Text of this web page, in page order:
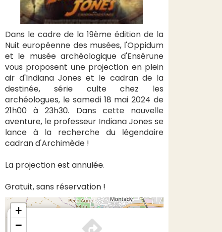
Dans le cadre de la 19ème édition de la
Nuit européenne des musées, l'Oppidum
et le musée archéologique d'Ensérune
vous proposent une projection en plein
air d'Indiana Jones et le cadran de la
destinée, série culte chez les
archéologues, le samedi 18 mai 2024 de
21h00 à 23h30. Dans cette nouvelle
aventure, le professeur Indiana Jones se
lance à la recherche du légendaire
cadran d'Archimède !
La projection est annulée.
Gratuit, sans réservation !
+
−